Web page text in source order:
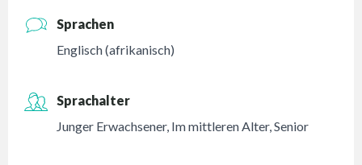
Sprachen
Englisch (afrikanisch)
Sprachalter
Junger Erwachsener, Im mittleren Alter,Senior